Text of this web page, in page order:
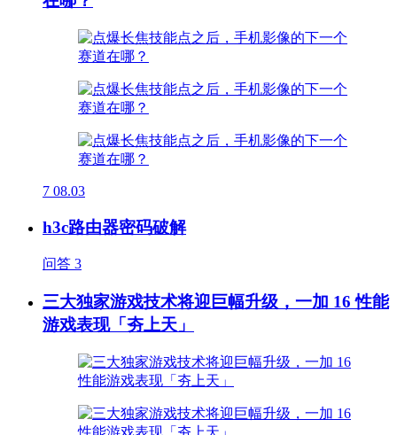
7 08.03
h3c路由器密码破解
问答 3
三大独家游戏技术将迎巨幅升级，一加 16 性能
游戏表现「夯上天」